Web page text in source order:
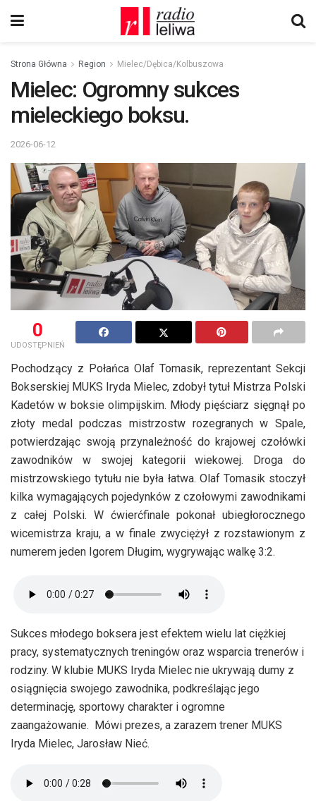
Strona Główna Region Mielec/Dębica/Kolbuszowa
Mielec: Ogromny sukces
mieleckiego boksu.
2026-06-12
0
UDOSTĘPNIEŃ
Pochodzący z Połańca Olaf Tomasik, reprezentant Sekcji
Bokserskiej MUKS Iryda Mielec, zdobył tytuł Mistrza Polski
Kadetów w boksie olimpijskim. Młody pięściarz sięgnął po
złoty medal podczas mistrzostw rozegranych w Spale,
potwierdzając swoją przynależność do krajowej czołówki
zawodników w swojej kategorii wiekowej. Droga do
mistrzowskiego tytułu nie była łatwa. Olaf Tomasik stoczył
kilka wymagających pojedynków z czołowymi zawodnikami
z całej Polski. W ćwierćfinale pokonał ubiegłorocznego
wicemistrza kraju, a w finale zwyciężył z rozstawionym z
numerem jeden Igorem Długim, wygrywając walkę 3:2.
Sukces młodego boksera jest efektem wielu lat ciężkiej
pracy, systematycznych treningów oraz wsparcia trenerów i
rodziny. W klubie MUKS Iryda Mielec nie ukrywają dumy z
osiągnięcia swojego zawodnika, podkreślając jego
determinację, sportowy charakter i ogromne
zaangażowanie. Mówi prezes, a zarazem trener MUKS
Iryda Mielec, Jarosław Nieć.